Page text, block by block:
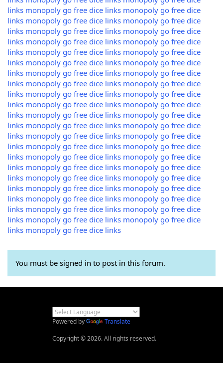
links monopoly go free dice links monopoly go free dice
links monopoly go free dice links monopoly go free dice
links monopoly go free dice links monopoly go free dice
links monopoly go free dice links monopoly go free dice
links monopoly go free dice links monopoly go free dice
links monopoly go free dice links monopoly go free dice
links monopoly go free dice links monopoly go free dice
links monopoly go free dice links monopoly go free dice
links monopoly go free dice links monopoly go free dice
links monopoly go free dice links monopoly go free dice
links monopoly go free dice links monopoly go free dice
links monopoly go free dice links monopoly go free dice
links monopoly go free dice links monopoly go free dice
links monopoly go free dice links monopoly go free dice
links monopoly go free dice links monopoly go free dice
links monopoly go free dice links monopoly go free dice
links monopoly go free dice links monopoly go free dice
links monopoly go free dice links monopoly go free dice
links monopoly go free dice links monopoly go free dice
links monopoly go free dice links monopoly go free dice
links monopoly go free dice links monopoly go free dice
links monopoly go free dice links
You must be signed in to post in this forum.
Powered by
Translate
Copyright © 2026. All rights reserved.